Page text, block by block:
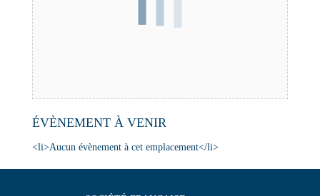
ÉVÈNEMENT À VENIR
<li>Aucun évènement à cet emplacement</li>